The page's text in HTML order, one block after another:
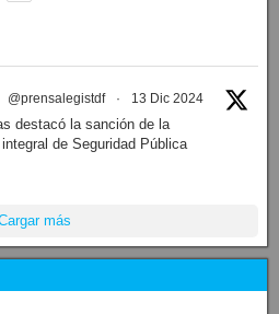
@prensalegistdf · 13 Dic 2024
destacó la sanción de la
de Seguridad Pública
más